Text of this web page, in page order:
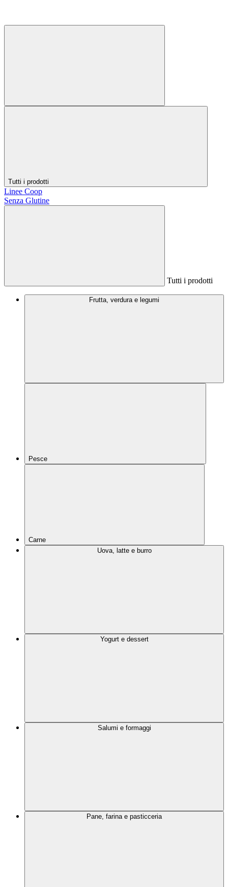
Tutti i prodotti
Linee Coop
Senza Glutine
Tutti i prodotti
Frutta, verdura e legumi
Pesce
Carne
Uova, latte e burro
Yogurt e dessert
Salumi e formaggi
Pane, farina e pasticceria